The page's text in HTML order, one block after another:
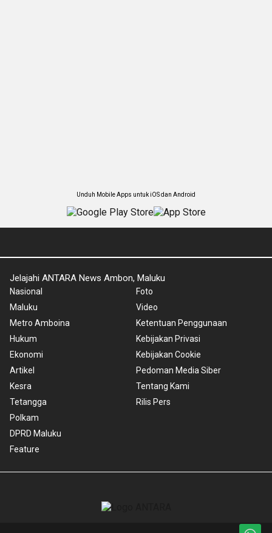
Unduh Mobile Apps untuk iOS dan Android
Jelajahi ANTARA News Ambon, Maluku
Nasional
Maluku
Metro Amboina
Hukum
Ekonomi
Artikel
Kesra
Tetangga
Polkam
DPRD Maluku
Feature
Foto
Video
Ketentuan Penggunaan
Kebijakan Privasi
Kebijakan Cookie
Pedoman Media Siber
Tentang Kami
Rilis Pers